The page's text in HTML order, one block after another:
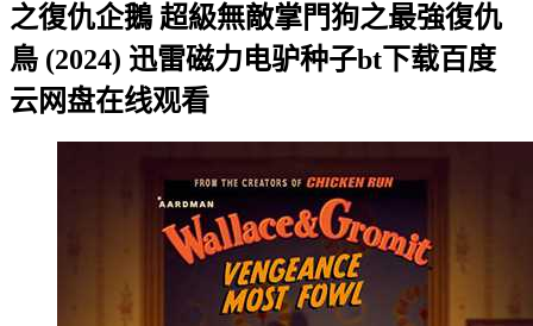
之復仇企鵝 超級無敵掌門狗之最強復仇
鳥 (2024) 迅雷磁力电驴种子bt下载百度
云网盘在线观看